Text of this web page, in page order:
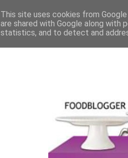
This site uses cookies from
are shared with Google along with
statistics, and to detect and